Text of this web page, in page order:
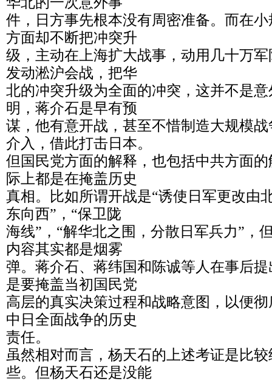
件，日方事先根本没有周密准备。而在
方面却不断把冲突升
级，主动在上海扩大战事，动用几十万
发动淞沪会战，把华
北的冲突升级为全面的冲突，这并不是
明，蒋介石是早有预
谋，他有意开战，甚至不惜制造大规模
介入，借此打击日本。
但国民党方面的解释，也包括中共方面
际上都是在掩盖历史
真相。比如所谓开战是“诱使日军更改由
东向西”，“保卫陇
海线”，“解华北之围，分散日军兵力”，
内容其实都是烟雾
弹。蒋介石、蒋纬国和陈诚等人在事后
是要掩盖当初国民党
高层的真实决策过程和战略意图，以便
中日全面战争的历史
责任。
虽然相对而言，杨天石的上述考证是比
些。但杨天石还是没能